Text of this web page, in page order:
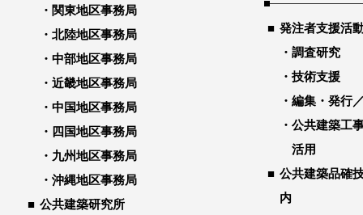
関東地区事務局
北陸地区事務局
中部地区事務局
近畿地区事務局
中国地区事務局
四国地区事務局
九州地区事務局
沖縄地区事務局
公共建築研究所
発注者支援活
調査研究
技術支援
編集・発行
公共建築工
活用
公共建築品確
内